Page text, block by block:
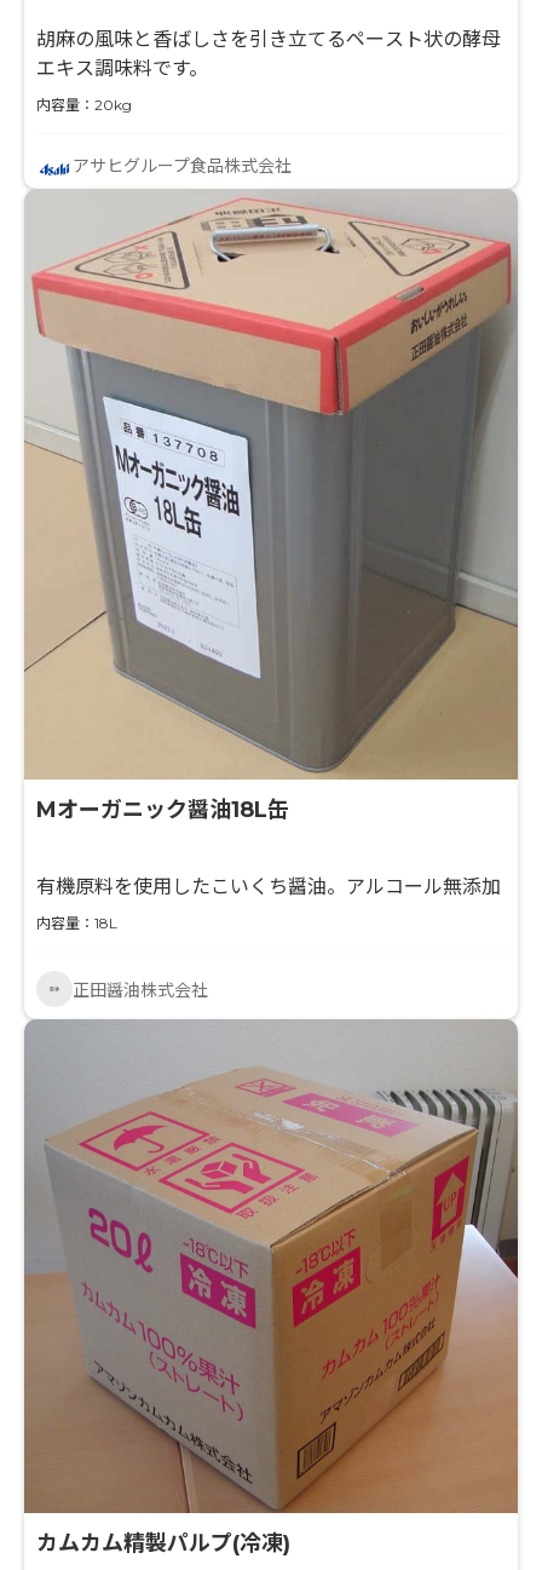
胡麻の風味と香ばしさを引き立てるペースト状の酵母
エキス調味料です。
内容量：20kg
アサヒグループ食品株式会社
Mオーガニック醤油18L缶
有機原料を使用したこいくち醤油。アルコール無添加
内容量：18L
正田醤油株式会社
カムカム精製パルプ(冷凍)